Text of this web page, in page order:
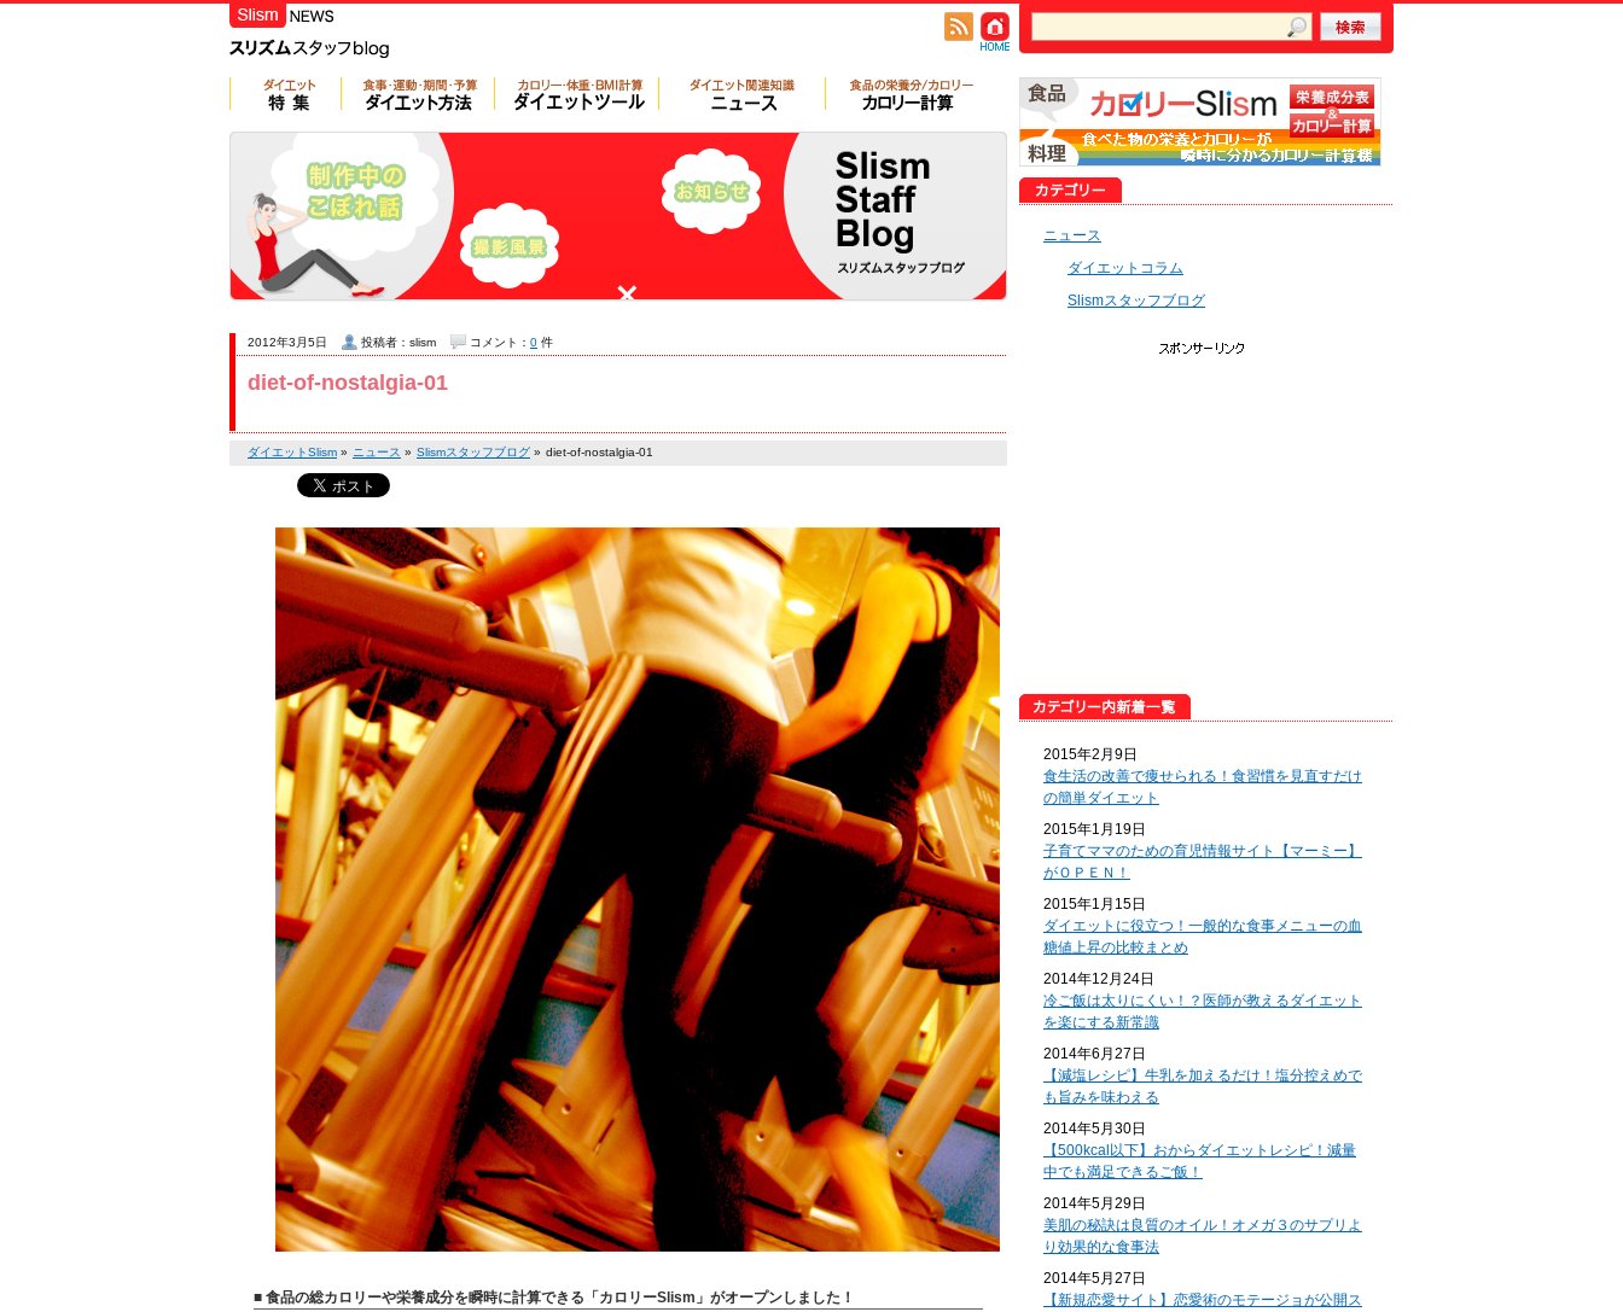
diet-of-nostalgia-01
2012年3月5日 投稿者：slism コメント： 0 件
ダイエットSlism » ニュース » Slismスタッフブログ » diet-of-nostalgia-01
■ 食品の総カロリーや栄養成分を瞬時に計算できる「カロリーSlism」がオープンしました！
ニュース
ダイエットコラム
Slismスタッフブログ
2015年2月9日
食生活の改善で痩せられる！食習慣を見直すだけ
の簡単ダイエット
2015年1月19日
子育てママのための育児情報サイト【マーミー】
がＯＰＥＮ！
2015年1月15日
ダイエットに役立つ！一般的な食事メニューの血
糖値上昇の比較まとめ
2014年12月24日
冷ご飯は太りにくい！？医師が教えるダイエット
を楽にする新常識
2014年6月27日
【減塩レシピ】牛乳を加えるだけ！塩分控えめで
も旨みを味わえる
2014年5月30日
【500kcal以下】おからダイエットレシピ！減量
中でも満足できるご飯！
2014年5月29日
美肌の秘訣は良質のオイル！オメガ３のサプリよ
り効果的な食事法
2014年5月27日
【新規恋愛サイト】恋愛術のモテージョが公開ス